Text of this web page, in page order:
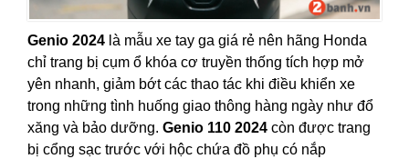
Genio 2024 là mẫu xe tay ga giá rẻ nên hãng Honda
chỉ trang bị cụm ổ khóa cơ truyền thống tích hợp mở
yên nhanh, giảm bớt các thao tác khi điều khiển xe
trong những tình huống giao thông hàng ngày như đổ
xăng và bảo dưỡng. Genio 110 2024 còn được trang
bị cổng sạc trước với hộc chứa đồ phụ có nắp